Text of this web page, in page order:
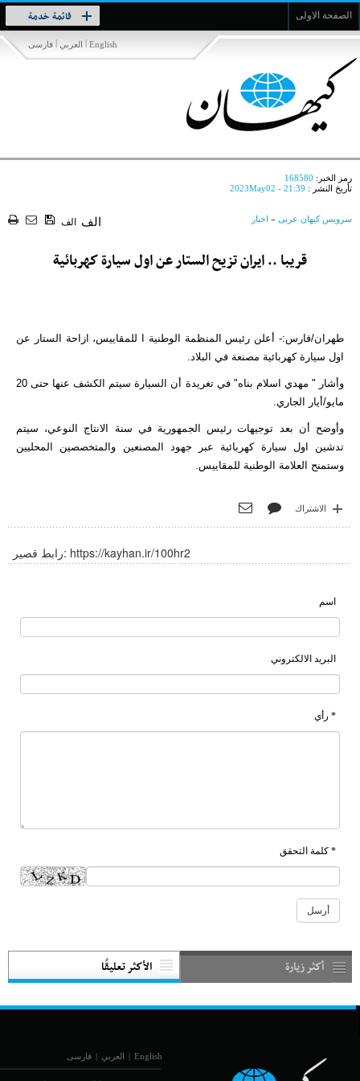
الصفحة الاولى قائمة خدمة
Toggle
navigation
فارسی | العربي | English
رمز الخبر: 168580
تأريخ النشر : 2023May02 - 21:39
سرویس کیهان عربی » اخبار الف الف
قريبا .. ايران تزيح الستار عن اول سيارة كهربائية
طهران/فارس:- أعلن رئيس المنظمة الوطنية ا للمقاييس، ازاحة الستار عن
اول سيارة كهربائية مصنعة في البلاد.
وأشار " مهدي اسلام بناه" في تغريدة أن السيارة سيتم الكشف عنها حتى 20
مايو/أيار الجاري.
وأوضح أن بعد توجيهات رئيس الجمهورية في سنة الانتاج النوعي، سيتم
تدشين اول سيارة كهربائية عبر جهود المصنعين والمتخصصين المحليين
وستمنح العلامة الوطنية للمقاييس.
الاشتراك
رابط قصير: https://kayhan.ir/100hr2
اسم
البريد الالكتروني
* رأي
* كلمة التحقق
أكثر زيارة الأكثر تعليقًا
English
| العربي | فارسی